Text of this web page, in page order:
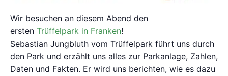
Wir besuchen an diesem Abend den
ersten Trüffelpark in Franken!
Sebastian Jungbluth vom Trüffelpark führt uns durch
den Park und erzählt uns alles zur Parkanlage, Zahlen,
Daten und Fakten. Er wird uns berichten, wie es dazu